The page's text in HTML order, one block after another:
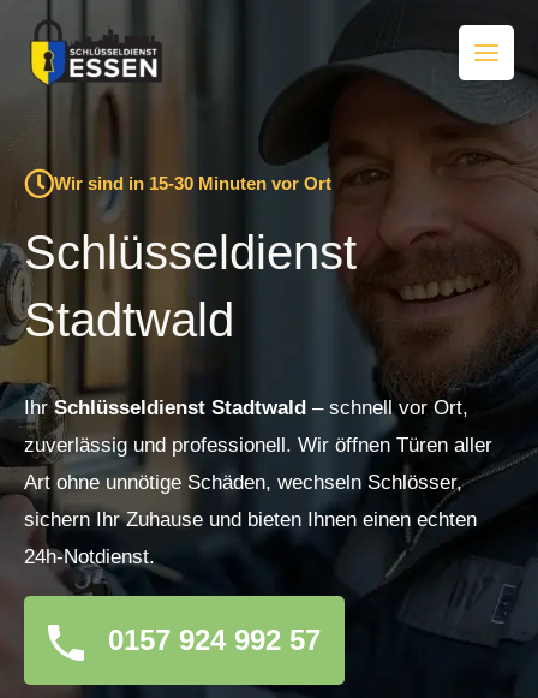
Inhalt
springen
Wir sind in 15-30 Minuten vor Ort
Schlüsseldienst
Stadtwald
IhrSchlüsseldienst Stadtwald – schnell vor Ort,
zuverlässig und professionell. Wir öffnen Türen aller
Art ohne unnötige Schäden, wechseln Schlösser,
sichern Ihr Zuhause und bieten Ihnen einen echten
24h-Notdienst.
0157 924 992 57